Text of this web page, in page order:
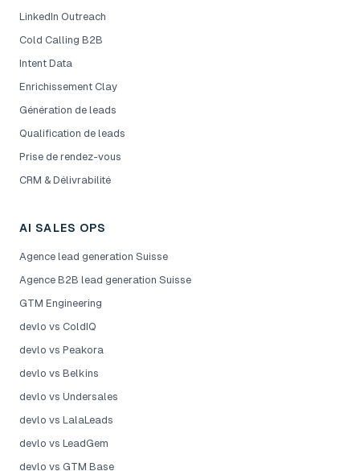
LinkedIn Outreach
Cold Calling B2B
Intent Data
Enrichissement Clay
Génération de leads
Qualification de leads
Prise de rendez-vous
CRM & Délivrabilité
AI SALES OPS
Agence lead generation Suisse
Agence B2B lead generation Suisse
GTM Engineering
devlo vs ColdIQ
devlo vs Peakora
devlo vs Belkins
devlo vs Undersales
devlo vs LalaLeads
devlo vs LeadGem
devlo vs GTM Base